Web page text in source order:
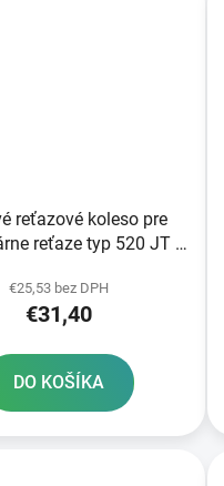
reťazové koleso pre
reťaze typ 520 JT -
€25,53 bez DPH
€31,40
DO KOŠÍKA